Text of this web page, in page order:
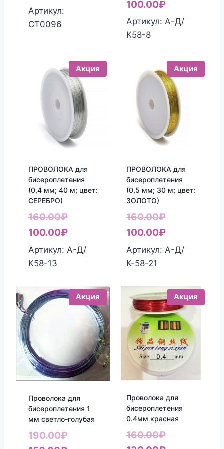
Артикул:
СТ0096
цена
составляла
100.00₽Текущая
цена:
Артикул: А-Д/
К58-8
Акция
ПРОВОЛОКА для
бисероплетения
(0,4 мм; 40 м; цвет:
СЕРЕБРО)
160.00₽Первоначальная
цена
составляла
100.00₽Текущая
цена:
Артикул: А-Д/
К58-13
Акция
ПРОВОЛОКА для
бисероплетения
(0,5 мм; 30 м; цвет:
ЗОЛОТО)
160.00₽
цена
составляла
100.00₽Текущая
цена:
Артикул: А-Д/
К-58-21
Акция
Проволока для
бисероплетения 1
мм светло-голубая
190.00₽Первоначальная
Акция
Проволока для
бисероплетения
0.4мм красная
160.00₽